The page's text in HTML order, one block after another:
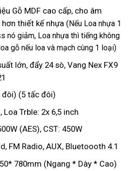
Gỗ MDF cao cấp, cho âm
thiết kế nhựa (Nếu Loa nhựa 1
nó giảm, Loa nhựa thì tiếng không
gỗ nếu loa và mạch cùng 1 loại)
lớn, đẩy 24 sò, Vang Nex FX9
đôi) (5 tấc đôi)
Trble: 2x 6,5 inch
(AES), CST: 450W
FM Radio, AUX, Bluetoooth 4.1
780mm (Ngang * Dày * Cao)